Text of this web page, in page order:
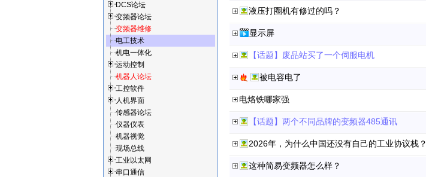
DCS论坛
变频器论坛
变频器维修
电工技术
机电一体化
运动控制
机器人论坛
工控软件
人机界面
传感器论坛
仪器仪表
机器视觉
现场总线
工业以太网
串口通信
液压打圈机有修过的吗？
显示屏
【话题】废品站买了一个伺服电机
被电容电了
电烙铁哪家强
【话题】两个不同品牌的变频器485通讯
2026年，为什么中国还没有自己的工业协议栈？
这种简易变频器怎么样？